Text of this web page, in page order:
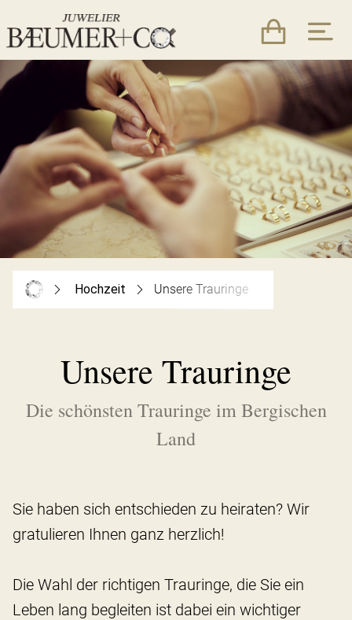
Hochzeit Unsere Trauringe
Unsere Trauringe
Die schönsten Trauringe im Bergischen
Land
Sie haben sich entschieden zu heiraten? Wir
gratulieren Ihnen ganz herzlich!
Die Wahl der richtigen Trauringe, die Sie ein
Leben lang begleiten ist dabei ein wichtiger